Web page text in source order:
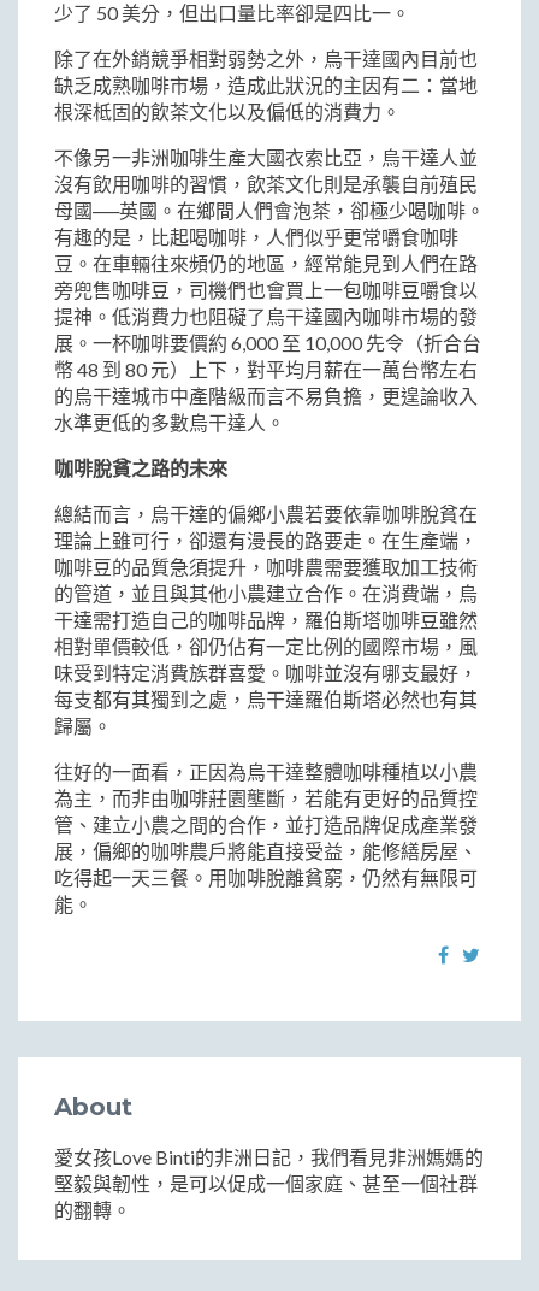
少了 50 美分，但出口量比率卻是四比一。
除了在外銷競爭相對弱勢之外，烏干達國內目前也
缺乏成熟咖啡市場，造成此狀況的主因有二：當地
根深柢固的飲茶文化以及偏低的消費力。
不像另一非洲咖啡生產大國衣索比亞，烏干達人並
沒有飲用咖啡的習慣，飲茶文化則是承襲自前殖民
母國──英國。在鄉間人們會泡茶，卻極少喝咖啡。
有趣的是，比起喝咖啡，人們似乎更常嚼食咖啡
豆。在車輛往來頻仍的地區，經常能見到人們在路
旁兜售咖啡豆，司機們也會買上一包咖啡豆嚼食以
提神。低消費力也阻礙了烏干達國內咖啡市場的發
展。一杯咖啡要價約 6,000 至 10,000 先令（折合台
幣 48 到 80 元）上下，對平均月薪在一萬台幣左右
的烏干達城市中產階級而言不易負擔，更遑論收入
水準更低的多數烏干達人。
咖啡脫貧之路的未來
總結而言，烏干達的偏鄉小農若要依靠咖啡脫貧在
理論上雖可行，卻還有漫長的路要走。在生產端，
咖啡豆的品質急須提升，咖啡農需要獲取加工技術
的管道，並且與其他小農建立合作。在消費端，烏
干達需打造自己的咖啡品牌，羅伯斯塔咖啡豆雖然
相對單價較低，卻仍佔有一定比例的國際市場，風
味受到特定消費族群喜愛。咖啡並沒有哪支最好，
每支都有其獨到之處，烏干達羅伯斯塔必然也有其
歸屬。
往好的一面看，正因為烏干達整體咖啡種植以小農
為主，而非由咖啡莊園壟斷，若能有更好的品質控
管、建立小農之間的合作，並打造品牌促成產業發
展，偏鄉的咖啡農戶將能直接受益，能修繕房屋、
吃得起一天三餐。用咖啡脫離貧窮，仍然有無限可
能。
About
愛女孩Love Binti的非洲日記，我們看見非洲媽媽的
堅毅與韌性，是可以促成一個家庭、甚至一個社群
的翻轉。